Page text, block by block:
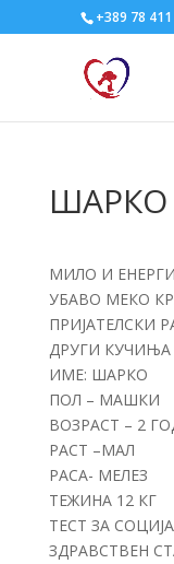
+389 78
ШАРКО
МИЛО И
УБАВО МЕКО
ПРИЈАТЕЛСКИ
ДРУГИ КУЧИЊА
ИМЕ: ШАРКО
ПОЛ – МАШКИ
ВОЗРАСТ – 2
РАСТ –МАЛ
РАСА- МЕЛЕЗ
ТЕЖИНА 12 КГ
ТЕСТ ЗА
ЗДРАВСТВЕН